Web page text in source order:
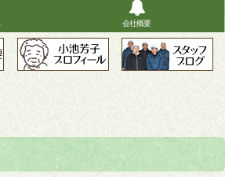
会社概要